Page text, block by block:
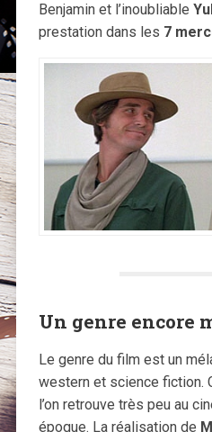
Benjamin et l’inoubliable
prestation dans les 7
Un genre encore
Le genre du film est un
western et science fiction.
l’on retrouve très peu au
époque. La réalisation de